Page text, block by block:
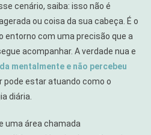
cenário, saiba: isso não é
ou coisa da sua cabeça. É o
entorno com uma precisão que a
acompanhar. A verdade nua e
mentalmente e não percebeu
pode estar atuando como o
diária.
uma área chamada